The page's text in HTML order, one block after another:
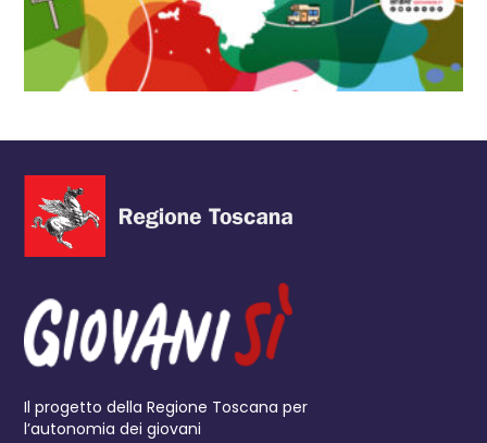
Il progetto della Regione Toscana per
l’autonomia dei giovani